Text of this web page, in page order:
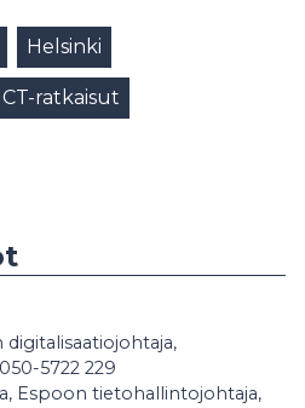
Helsinki
ratkaisut
digitalisaatiojohtaja,
5722 229
Espoon tietohallintojohtaja,